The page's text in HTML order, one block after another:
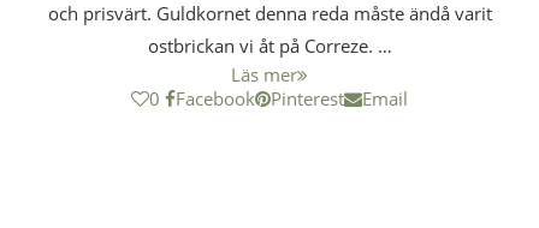
och prisvärt. Guldkornet denna reda måste ändå varit
ostbrickan vi åt på Correze. …
Läs mer
0
Facebook Pinterest Email